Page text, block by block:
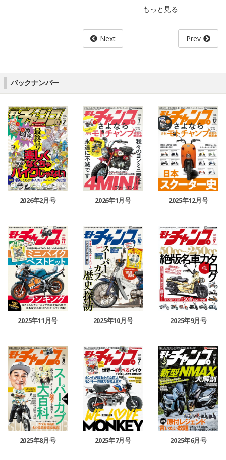
Next Prev
バックナンバー
2026年2月号 2026年1月号 2025年12月号
2025年11月号 2025年10月号 2025年9月号
2025年8月号 2025年7月号 2025年6月号